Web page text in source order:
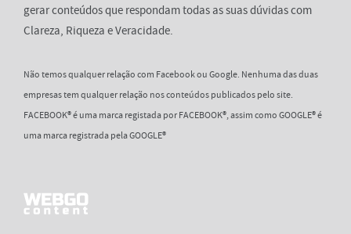
gerar conteúdos que respondam todas as suas dúvidas com
Clareza, Riqueza e Veracidade.
Não temos qualquer relação com Facebook ou Google. Nenhuma das duas
empresas tem qualquer relação nos conteúdos publicados pelo site.
FACEBOOK® é uma marca registada por FACEBOOK®, assim como GOOGLE® é
uma marca registrada pela GOOGLE®